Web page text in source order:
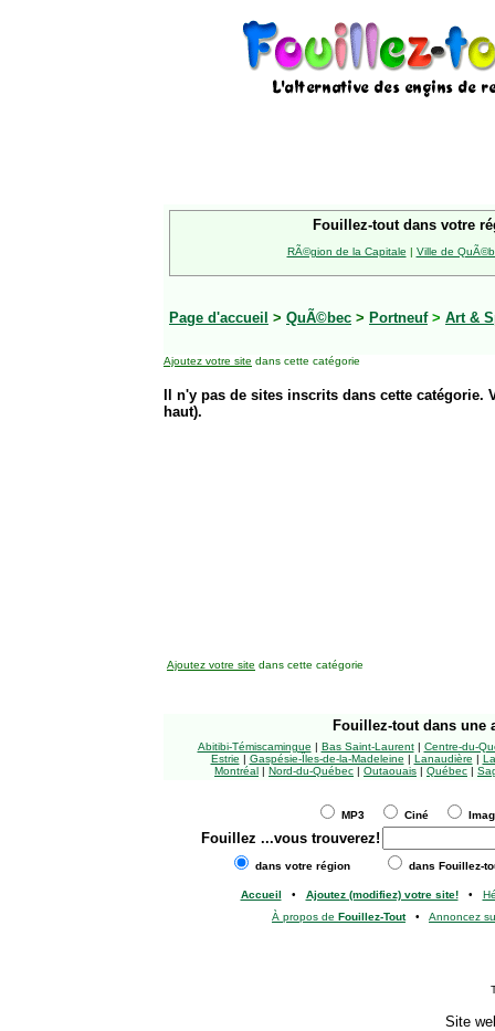
Fouillez-tout dans votre
RÃ©gion de la Capitale | Ville de
Page d'accueil > QuÃ©bec > Portneuf > Art &
Ajoutez votre site dans cette catégorie
Il n'y pas de sites inscrits dans cette
haut).
Ajoutez votre site dans cette catégorie
Fouillez-tout dans une
Abitibi-Témiscamingue | Bas Saint-Laurent| Centre-du-
Estrie | Gaspésie-Îles-de-la-Madeleine | Lanaudière |
Montréal | Nord-du-Québec | Outaouais | Québec |
MP3 Ciné
Fouillez ...vous trouverez!
dans votre région dans Fouillez-
Accueil • Ajoutez (modifiez) votre site!•
À propos de Fouillez-Tout• Annoncez
Site